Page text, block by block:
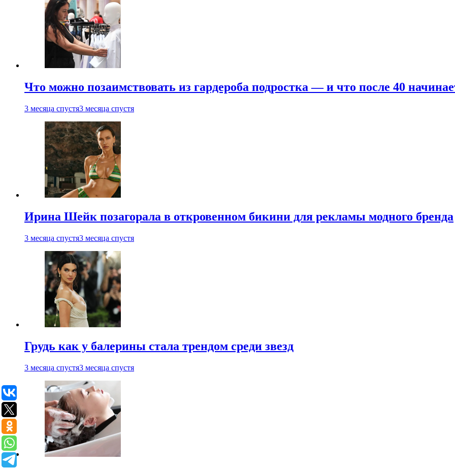
Что можно позаимствовать из гардероба подростка — и что после 40
3 месяца спустя3 месяца спустя
Ирина Шейк позагорала в откровенном бикини для рекламы модного бренда
3 месяца спустя3 месяца спустя
Грудь как у балерины стала трендом среди звезд
3 месяца спустя3 месяца спустя